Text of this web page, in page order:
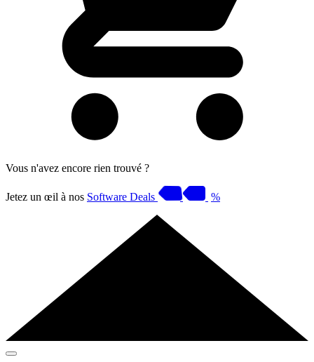
Vous n'avez encore rien trouvé ?
Jetez un œil à nos Software Deals %